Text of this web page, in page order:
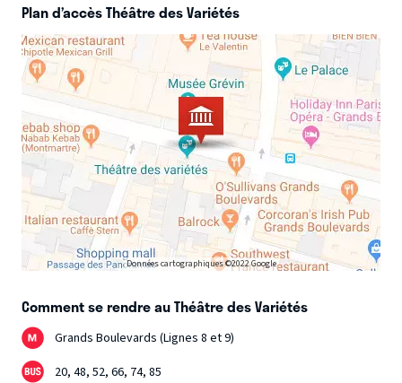
Plan d’accès Théâtre des Variétés
Données cartographiques ©2022 Google
Comment se rendre au Théâtre des Variétés
Grands Boulevards (Lignes 8 et 9)
20, 48, 52, 66, 74, 85